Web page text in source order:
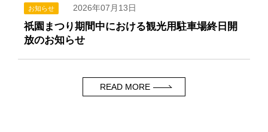
お知らせ 2026年07月13日
祇園まつり期間中における観光用駐車場終日開
放のお知らせ
READ MORE